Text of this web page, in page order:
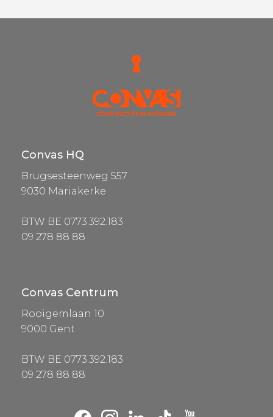
Convas HQ
Brugsesteenweg 557
9030 Mariakerke
BTW BE 0773.392.183
09 278 88 88
Convas Centrum
Rooigemlaan 10
9000 Gent
BTW BE 0773.392.183
09 278 88 88